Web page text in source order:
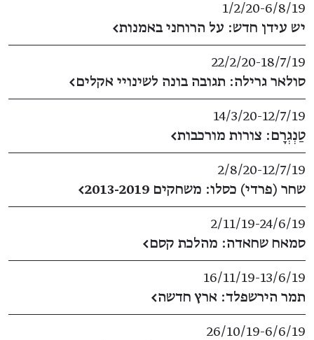
6/8/19
​-​
1/2/20
יש עידן חדש: על הרוחני באמנות←
18/7/19
​-​
22/2/20
סולאר גרילה: תגובה בונה לשינויי אקלים←
12/7/19
​-​
14/3/20
טַנְגְרָם: צורות מורכבות←
12/7/19
​-​
2/8/20
שחר (פרדי) כסלו: משחקים 2013-2019
←
24/6/19
​-​
2/11/19
סמאח שחאדה: מהלכת קסם←
13/6/19
​-​
16/11/19
תמר הירשפלד: ארץ חדשה←
6/6/19
​-​
26/10/19